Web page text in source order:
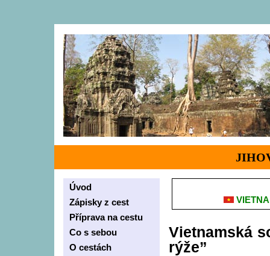
Úvod
Zápisky z cest
Příprava na cestu
Co s sebou
O cestách
Vietnamská
rýže”